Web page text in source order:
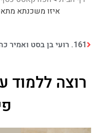
איזו משכנתא
רוצה ללמוד